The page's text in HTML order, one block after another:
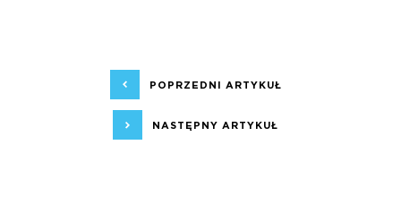
POPRZEDNI ARTYKUŁ
NASTĘPNY ARTYKUŁ